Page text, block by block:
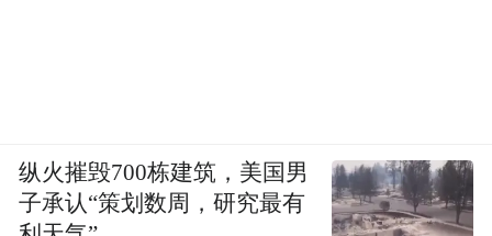
纵火摧毁700栋建筑，美国男
子承认“策划数周，研究最有